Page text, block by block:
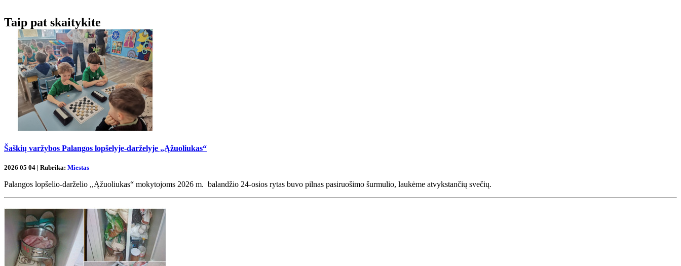
Taip pat skaitykite
Šaškių varžybos Palangos lopšelyje-darželyje „Ąžuoliukas“
2026 05 04 | Rubrika: Miestas
Palangos lopšelio-darželio ,,Ąžuoliukas“ mokytojoms 2026 m. balandžio 24-osios rytas buvo pilnas pasiruošimo šurmulio, laukėme atvykstančių svečių.